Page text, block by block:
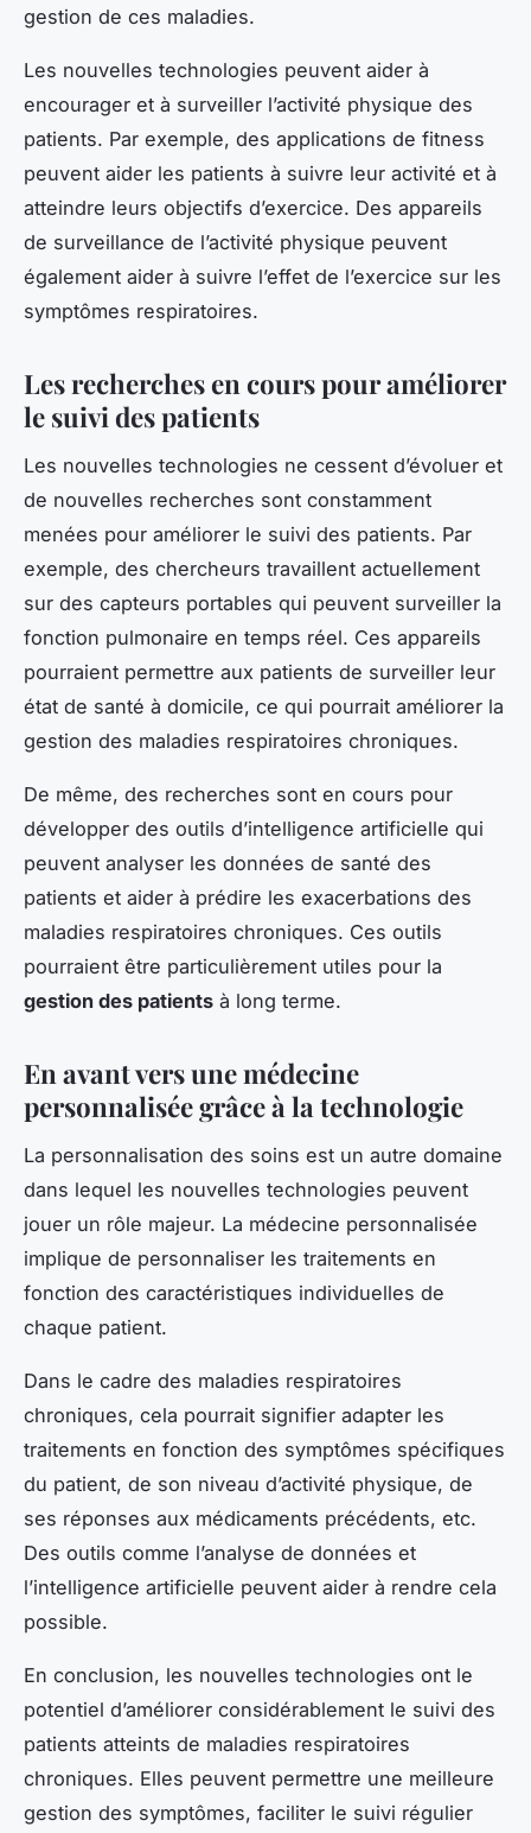
gestion de ces maladies.
Les nouvelles technologies peuvent aider à
encourager et à surveiller l’activité physique des
patients. Par exemple, des applications de fitness
peuvent aider les patients à suivre leur activité et à
atteindre leurs objectifs d’exercice. Des appareils
de surveillance de l’activité physique peuvent
également aider à suivre l’effet de l’exercice sur les
symptômes respiratoires.
Les recherches en cours pour améliorer
le suivi des patients
Les nouvelles technologies ne cessent d’évoluer et
de nouvelles recherches sont constamment
menées pour améliorer le suivi des patients. Par
exemple, des chercheurs travaillent actuellement
sur des capteurs portables qui peuvent surveiller la
fonction pulmonaire en temps réel. Ces appareils
pourraient permettre aux patients de surveiller leur
état de santé à domicile, ce qui pourrait améliorer la
gestion des maladies respiratoires chroniques.
De même, des recherches sont en cours pour
développer des outils d’intelligence artificielle qui
peuvent analyser les données de santé des
patients et aider à prédire les exacerbations des
maladies respiratoires chroniques. Ces outils
pourraient être particulièrement utiles pour la
gestion des patients à long terme.
En avant vers une médecine
personnalisée grâce à la technologie
La personnalisation des soins est un autre domaine
dans lequel les nouvelles technologies peuvent
jouer un rôle majeur. La médecine personnalisée
implique de personnaliser les traitements en
fonction des caractéristiques individuelles de
chaque patient.
Dans le cadre des maladies respiratoires
chroniques, cela pourrait signifier adapter les
traitements en fonction des symptômes spécifiques
du patient, de son niveau d’activité physique, de
ses réponses aux médicaments précédents, etc.
Des outils comme l’analyse de données et
l’intelligence artificielle peuvent aider à rendre cela
possible.
En conclusion, les nouvelles technologies ont le
potentiel d’améliorer considérablement le suivi des
patients atteints de maladies respiratoires
chroniques. Elles peuvent permettre une meilleure
gestion des symptômes, faciliter le suivi régulier